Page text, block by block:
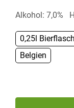
Alkohol: 7,0%
0,25l
Belgien